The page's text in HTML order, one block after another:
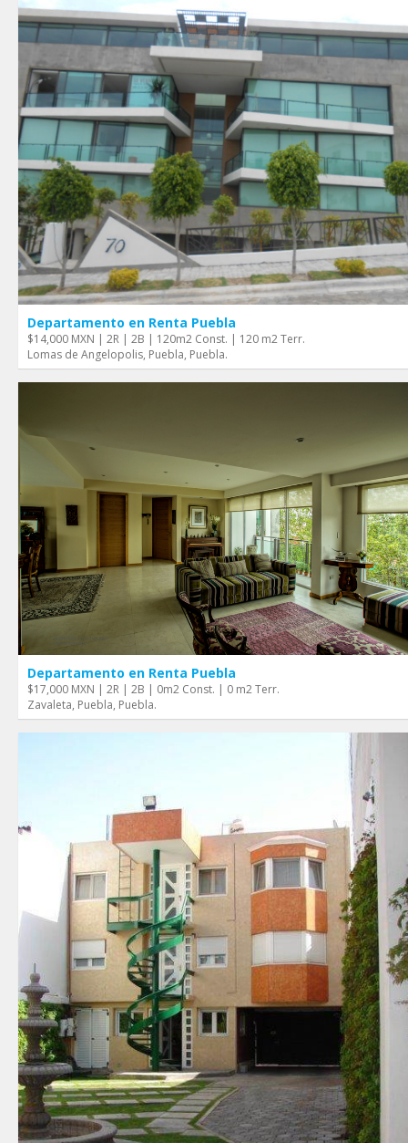
Departamento en Renta Puebla
$14,000 MXN | 2R | 2B | 120m2 Const. | 120 m2 Terr.
Lomas de Angelopolis, Puebla, Puebla.
Departamento en Renta Puebla
$17,000 MXN | 2R | 2B | 0m2 Const. | 0 m2 Terr.
Zavaleta, Puebla, Puebla.